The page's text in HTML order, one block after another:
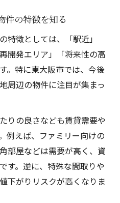
件の特徴を知る
特徴としては、「駅近」
開発エリア」「将来性の高
。特に東大阪市では、今後
周辺の物件に注目が集まっ
りの良さなども賃貸需要や
例えば、ファミリー向けの
部屋などは需要が高く、資
す。逆に、特殊な間取りや
下がりリスクが高くなりま